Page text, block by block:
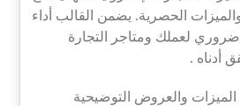
الحصرية. يضمن القالب أداء
لعملك ومتاجر التجارة
أدناه .
الميزات والعروض التوضيحية